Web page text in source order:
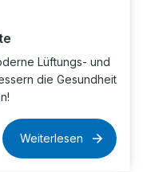
Lüftungs- und
die Gesundheit
Weiterlesen